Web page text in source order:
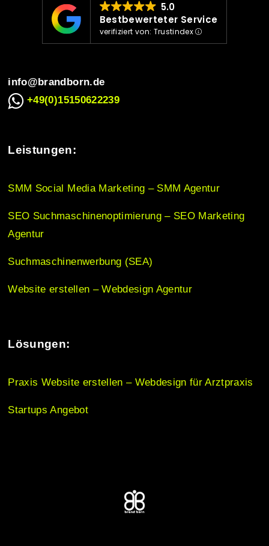
a
t
i
o
n
5.0
Bestbewerteter Service
verifiziert von: Trustindex
info@brandborn.de
+49(0)15150622239
Leistungen:
SMM Social Media Marketing – SMM Agentur
SEO Suchmaschinenoptimierung – SEO Marketing
Agentur
Suchmaschinenwerbung (SEA)
Website erstellen – Webdesign Agentur
Lösungen:
Praxis Website erstellen – Webdesign für Arztpraxis
Startups Angebot